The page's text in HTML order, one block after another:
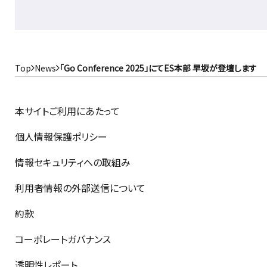
Top News 「Go Conference 2025」にてES本部 早坂が登壇します
本サイトご利用にあたって
個人情報保護ポリシー
情報セキュリティへの取組み
利用者情報の外部送信について
約款
コーポレートガバナンス